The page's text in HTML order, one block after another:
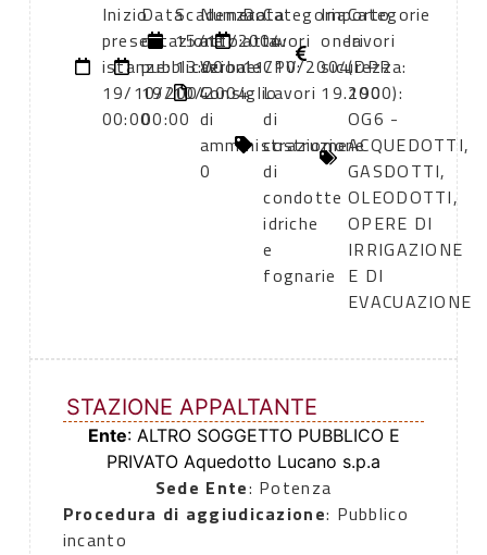
Inizio
presentazione
istanze:
19/10/2004
00:00
Data
di
pubblicazione:
19/10/2004
00:00
Scadenza:
15/11/2004
13:00
Numero
atto:
Verbale
Consiglio
di
amministraziome
0
Data
atto:
11/10/2004
Categoria
lavori
CPV:
Lavori
di
costruzione
di
condotte
idriche
e
fognarie
Importo
oneri
sicurezza:
19.190
Categorie
lavori
(DPR
2000):
OG6 -
ACQUEDOTTI,
GASDOTTI,
OLEODOTTI,
OPERE DI
IRRIGAZIONE
E DI
EVACUAZIONE
STAZIONE APPALTANTE
Ente: ALTRO SOGGETTO PUBBLICO E
PRIVATO Aquedotto Lucano s.p.a
Sede Ente: Potenza
Procedura di aggiudicazione: Pubblico
incanto